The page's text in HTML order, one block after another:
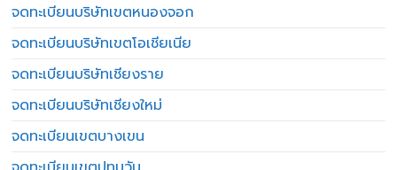
จดทะเบียนบริษัทเขตหนองจอก
จดทะเบียนบริษัทเขตโอเชียเนีย
จดทะเบียนบริษัทเชียงราย
จดทะเบียนบริษัทเชียงใหม่
จดทะเบียนเขตบางเขน